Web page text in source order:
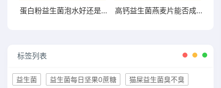
蛋白粉益生菌泡水好还是干吃好两者有何区别 高钙益生菌燕麦片能否成为你增肥的新宠？点击了解
标签列表
益生菌 益生菌每日坚果0蔗糖
猫屎益生菌臭不臭